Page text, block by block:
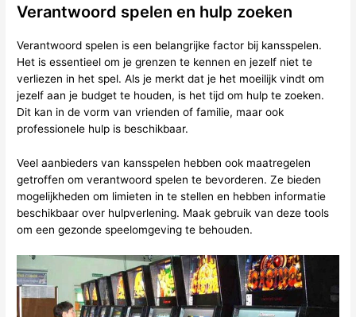
Verantwoord spelen en hulp zoeken
Verantwoord spelen is een belangrijke factor bij kansspelen.
Het is essentieel om je grenzen te kennen en jezelf niet te
verliezen in het spel. Als je merkt dat je het moeilijk vindt om
jezelf aan je budget te houden, is het tijd om hulp te zoeken.
Dit kan in de vorm van vrienden of familie, maar ook
professionele hulp is beschikbaar.
Veel aanbieders van kansspelen hebben ook maatregelen
getroffen om verantwoord spelen te bevorderen. Ze bieden
mogelijkheden om limieten in te stellen en hebben informatie
beschikbaar over hulpverlening. Maak gebruik van deze tools
om een gezonde speelomgeving te behouden.